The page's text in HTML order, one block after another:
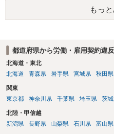
もっ
都道府県から労働・雇用契約違
北海道・東北
北海道
青森県 岩手県 宮城県 秋田県
関東
東京都
神奈川県 千葉県 埼玉県 茨
北陸・甲信越
新潟県
長野県 山梨県 石川県 富山県